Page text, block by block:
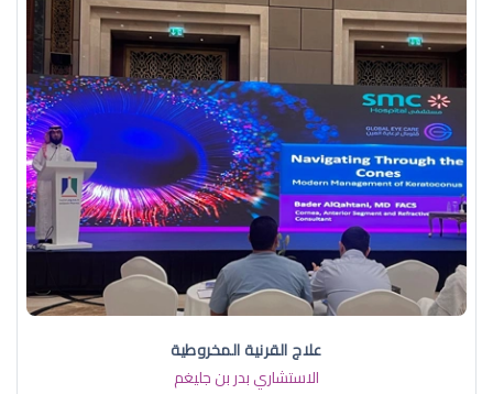
علاج القرنية المخروطية
الاستشاري بدر بن جليغم